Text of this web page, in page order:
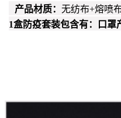
产品材质： 无纺布+熔喷
1盒防疫套装包含有：
口罩